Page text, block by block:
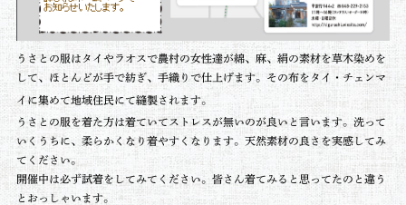
うさとの服はタイやラオスで農村の女性達が綿、麻、絹の素材を草木染めを
して、ほとんどが手で紡ぎ、手織りで仕上げます。その布をタイ・チェンマ
イに集めて地域住民にて縫製されます。
うさとの服を着た方は着ていてストレスが無いのが良いと言います。洗って
いくうちに、柔らかくなり着やすくなります。天然素材の良さを実感してみ
てください。
開催中は必ず試着をしてみてください。皆さん着てみると思ってたのと違う
とおっしゃいます。